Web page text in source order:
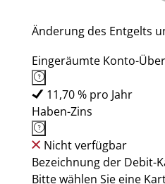
Änderung des Entgelts
Eingeräumte Konto-
11,70 % pro Jahr
Haben-Zins
Nicht verfügbar
Bezeichnung der Debit-
Bitte wählen Sie eine